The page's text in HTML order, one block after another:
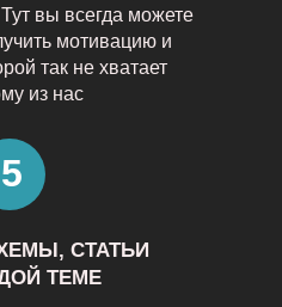
вы всегда можете
мотивацию и
так не хватает
из нас
СТАТЬИ
ТЕМЕ
5